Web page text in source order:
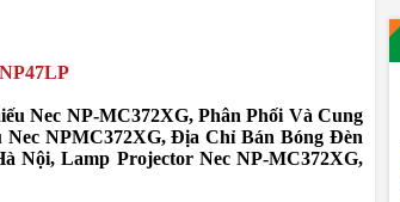
Nec NP-MC372XG, Phân Phối Và Cung
Nec NPMC372XG,Địa Chỉ Bán Bóng Đèn
Nội, Lamp Projector Nec NP-MC372XG,